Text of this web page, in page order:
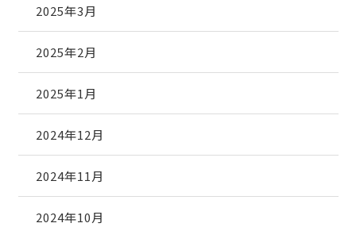
2025年3月
2025年2月
2025年1月
2024年12月
2024年11月
2024年10月